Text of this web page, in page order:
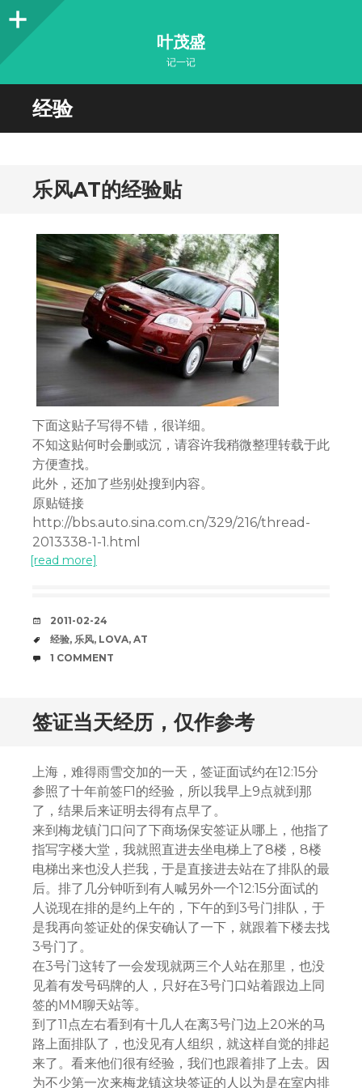
Sidebar
叶茂盛
记一记
经验
乐风AT的经验贴
下面这贴子写得不错，很详细。
不知这贴何时会删或沉，请容许我稍微整理转载于此
方便查找。
此外，还加了些别处搜到内容。
原贴链接
http://bbs.auto.sina.com.cn/329/216/thread-
2013338-1-1.html
[read more]
DATE
2011-02-24
TAGS
经验, 乐风, LOVA, AT
COMMENTS
1 COMMENT
签证当天经历，仅作参考
上海，难得雨雪交加的一天，签证面试约在12:15分
参照了十年前签F1的经验，所以我早上9点就到那
了，结果后来证明去得有点早了。
来到梅龙镇门口问了下商场保安签证从哪上，他指了
指写字楼大堂，我就照直进去坐电梯上了8楼，8楼
电梯出来也没人拦我，于是直接进去站在了排队的最
后。排了几分钟听到有人喊另外一个12:15分面试的
人说现在排的是约上午的，下午的到3号门排队，于
是我再向签证处的保安确认了一下，就跟着下楼去找
3号门了。
在3号门这转了一会发现就两三个人站在那里，也没
见着有发号码牌的人，只好在3号门口站着跟边上同
签的MM聊天站等。
到了11点左右看到有十几人在离3号门边上20米的马
路上面排队了，也没见有人组织，就这样自觉的排起
来了。看来他们很有经验，我们也跟着排了上去。因
为不少第一次来梅龙镇这块签证的人以为是在室内排